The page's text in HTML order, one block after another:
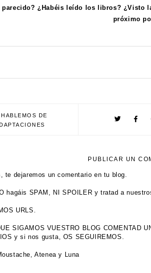
parecido? ¿Habéis leído los libros? ¿Visto
próximo
HABLEMOS DE
PUBLICAR UN
te dejaremos un comentario en tu blog.
hagáis SPAM, NI SPOILER y tratad a
URLS.
SIGAMOS VUESTRO BLOG COMENTAD
y si nos gusta, OS SEGUIREMOS.
Atenea y Luna